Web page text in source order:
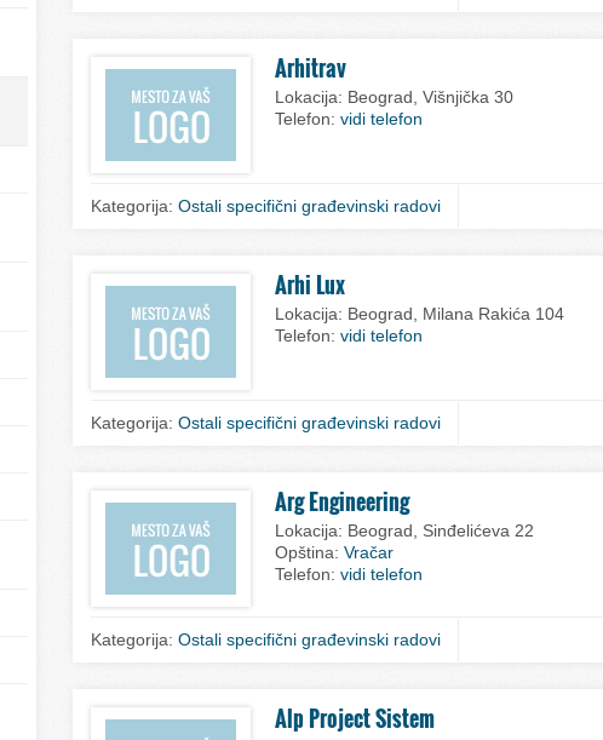
Arhitrav
Lokacija: Beograd, Višnjička 30
Telefon: vidi telefon
Kategorija: Ostali specifični građevinski radovi
Arhi Lux
Lokacija: Beograd, Milana Rakića 104
Telefon: vidi telefon
Kategorija: Ostali specifični građevinski radovi
Arg Engineering
Lokacija: Beograd, Sinđelićeva 22
Opština: Vračar
Telefon: vidi telefon
Kategorija: Ostali specifični građevinski radovi
Alp Project Sistem